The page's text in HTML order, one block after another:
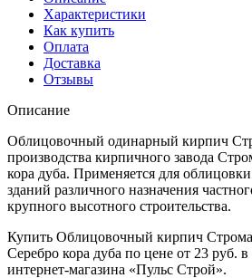
Характеристики
Как купить
Оплата
Доставка
Отзывы
Описание
Облицовочный одинарный кирпич
производства кирпичного завода
кора дуба. Применяется для
зданий различного назначения
крупного высотного строительства.
Купить Облицовочный кирпич
Серебро кора дуба по цене от 23 руб. в
интернет-магазина «Пульс Строй».